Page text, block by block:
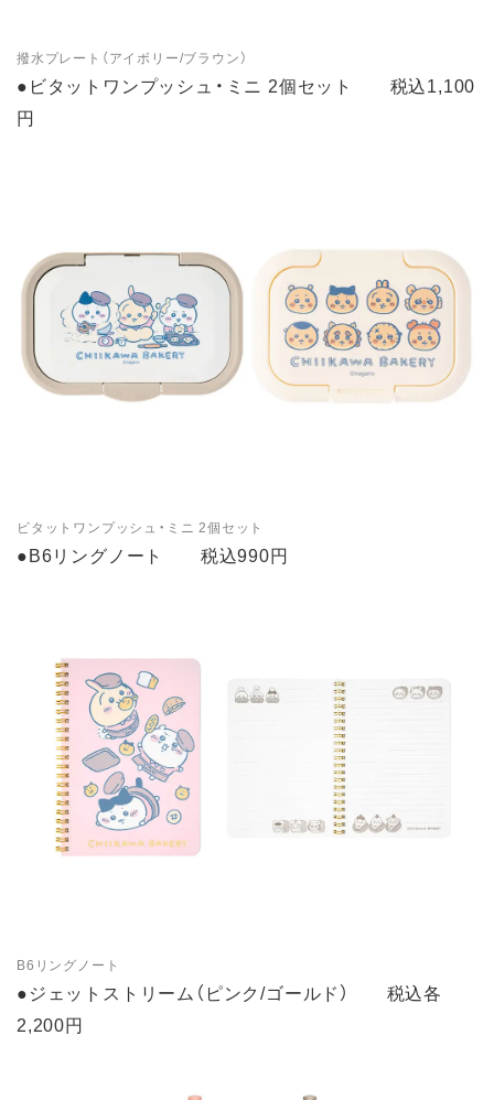
撥水プレート（アイボリー/ブラウン）
●ビタットワンプッシュ・ミニ 2個セット 税込1,100
円
ビタットワンプッシュ・ミニ 2個セット
●B6リングノート 税込990円
B6リングノート
●ジェットストリーム（ピンク/ゴールド） 税込各
2,200円